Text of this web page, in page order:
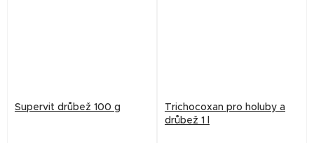
Supervit drůbež 100 g
Trichocoxan pro holuby a
drůbež 1 l